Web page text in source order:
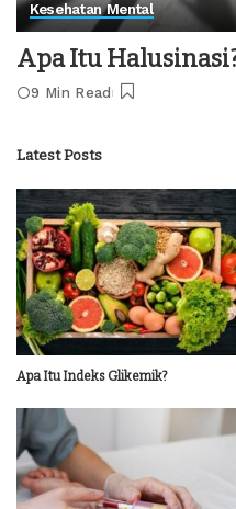
Kesehatan Mental
Apa Itu
9 Min Read
Latest Posts
Apa Itu Indeks Glikemik?